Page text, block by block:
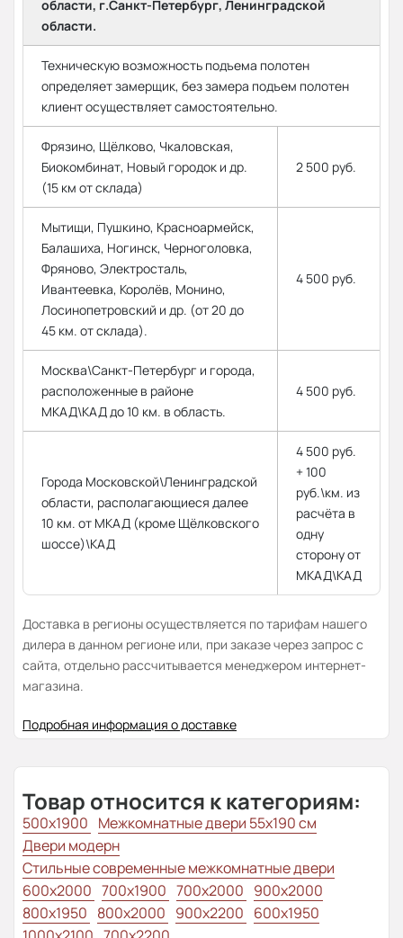
области, г.Санкт-Петербург, Ленинградской
области.
Техническую возможность подъема полотен
определяет замерщик, без замера подъем полотен
клиент осуществляет самостоятельно.
Фрязино, Щёлково, Чкаловская,
Биокомбинат, Новый городок и др.
(15 км от склада)
2 500 руб.
Мытищи, Пушкино, Красноармейск,
Балашиха, Ногинск, Черноголовка,
Фряново, Электросталь,
Ивантеевка, Королёв, Монино,
Лосинопетровский и др. (от 20 до
45 км. от склада).
4 500 руб.
Москва\Санкт-Петербург и города,
расположенные в районе
МКАД\КАД до 10 км. в область.
4 500 руб.
Города Московской\Ленинградской
области, располагающиеся далее
10 км. от МКАД (кроме Щёлковского
шоссе)\КАД
4 500 руб.
+ 100
руб.\км. из
расчёта в
одну
сторону от
МКАД\КАД
Доставка в регионы осуществляется по тарифам нашего
дилера в данном регионе или, при заказе через запрос с
сайта, отдельно рассчитывается менеджером интернет-
магазина.
Подробная информация о доставке
Товар относится к категориям:
500x1900 Межкомнатные двери 55х190 см
Двери модерн
Стильные современные межкомнатные двери
600x2000 700x1900 700x2000 900x2000
800х1950 800x2000 900x2200 600x1950